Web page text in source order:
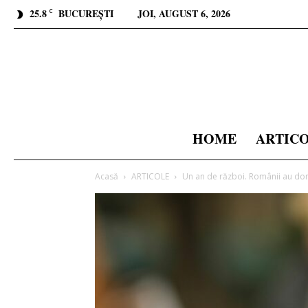
25.8 C BUCUREȘTI JOI, AUGUST 6, 2026
HOME
Acasă ARTICOLE Un an de război. Românii au